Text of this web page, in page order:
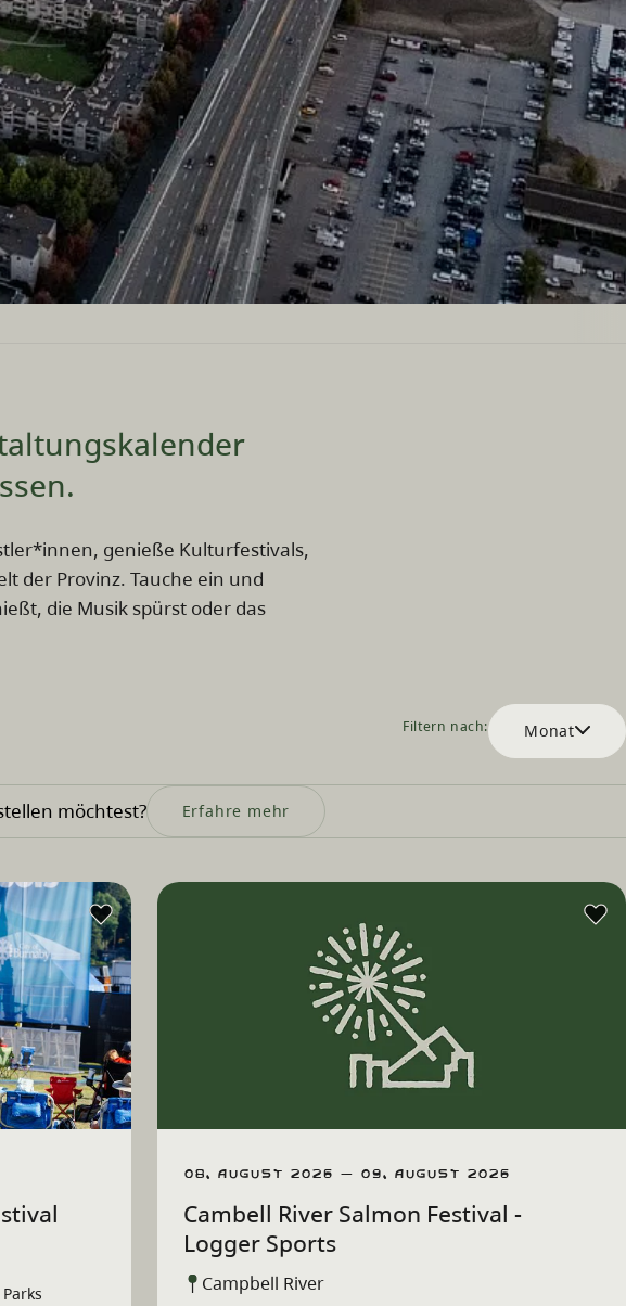
genieße Kulturfestivals,
der Provinz. Tauche ein und
die Musik spürst oder das
Filtern nach: Monat
möchtest? Erfahre mehr
08. August 2026 – 09. August 2026
Cambell River Salmon Festival -
Logger Sports
Campbell River